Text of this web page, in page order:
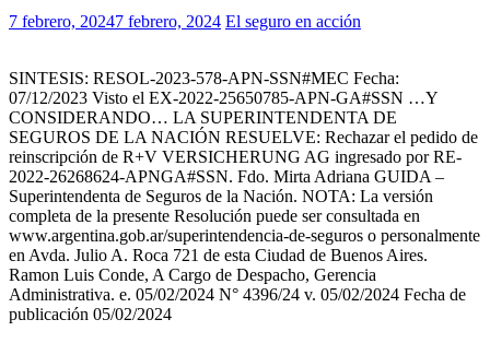
7 febrero, 20247 febrero, 2024 El seguro en acción
SINTESIS: RESOL-2023-578-APN-SSN#MEC Fecha:
07/12/2023 Visto el EX-2022-25650785-APN-GA#SSN …Y
CONSIDERANDO… LA SUPERINTENDENTA DE
SEGUROS DE LA NACIÓN RESUELVE: Rechazar el pedido de
reinscripción de R+V VERSICHERUNG AG ingresado por RE-
2022-26268624-APNGA#SSN. Fdo. Mirta Adriana GUIDA –
Superintendenta de Seguros de la Nación. NOTA: La versión
completa de la presente Resolución puede ser consultada en
www.argentina.gob.ar/superintendencia-de-seguros o personalmente
en Avda. Julio A. Roca 721 de esta Ciudad de Buenos Aires.
Ramon Luis Conde, A Cargo de Despacho, Gerencia
Administrativa. e. 05/02/2024 N° 4396/24 v. 05/02/2024 Fecha de
publicación 05/02/2024